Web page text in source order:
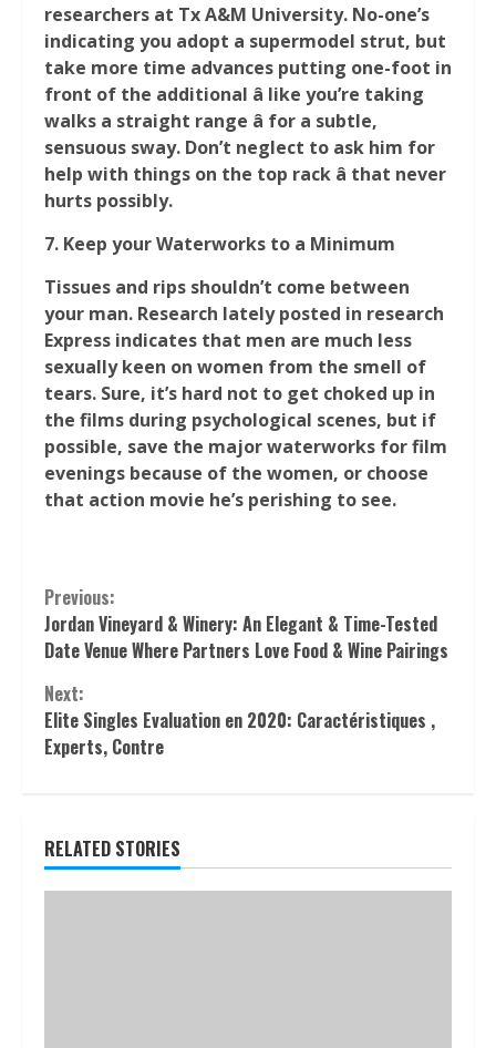
researchers at Tx A&M University. No-one’s
indicating you adopt a supermodel strut, but
take more time advances putting one-foot in
front of the additional â like you’re taking
walks a straight range â for a subtle,
sensuous sway. Don’t neglect to ask him for
help with things on the top rack â that never
hurts possibly.
7. Keep your Waterworks to a Minimum
Tissues and rips shouldn’t come between
your man. Research lately posted in research
Express indicates that men are much less
sexually keen on women from the smell of
tears. Sure, it’s hard not to get choked up in
the films during psychological scenes, but if
possible, save the major waterworks for film
evenings because of the women, or choose
that action movie he’s perishing to see.
Continue
Reading
Previous:
Jordan Vineyard & Winery: An Elegant & Time-Tested
Date Venue Where Partners Love Food & Wine Pairings
Next:
Elite Singles Evaluation en 2020: Caractéristiques ,
Experts, Contre
RELATED STORIES